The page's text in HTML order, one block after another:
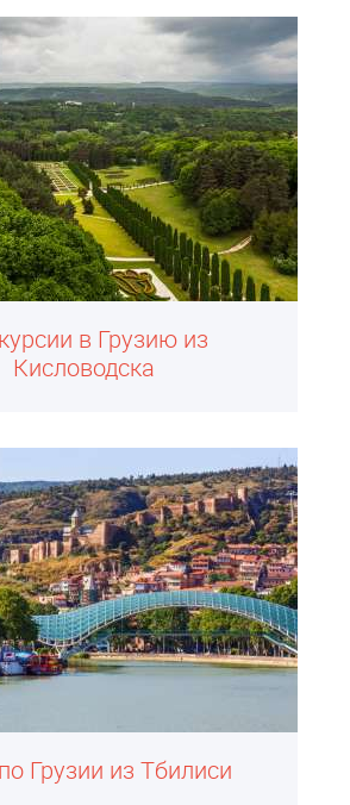
в Грузию из
Кисловодска
Грузии из Тбилиси